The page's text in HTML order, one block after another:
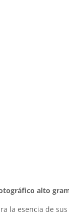
alto
la esencia de